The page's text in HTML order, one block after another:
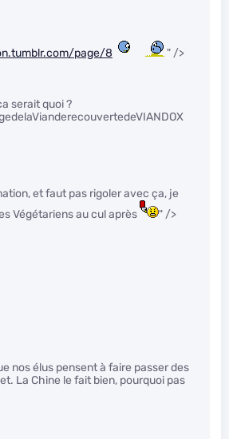
page/8 " />
serait quoi ?
et faut pas rigoler avec ça, je
Végétariens au cul après
" />
nos élus pensent à faire passer des
La Chine le fait bien, pourquoi pas